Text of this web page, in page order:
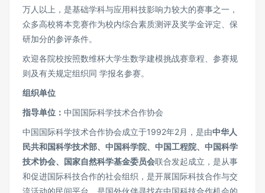
万人以上，是基础学科与应用科技影响力较大的赛事之一，
众多高校将本竞赛作为校内综合素质测评及奖学金评定、保
研加分的参评条件。
欢迎各院校按照数维杯大学生数学建模挑战赛章程、参赛规
则及有关规定组织同 学报名参赛。
组织单位
指导单位： 中国国际科学技术合作协会
中国国际科学技术合作协会成立于1992年2月，是由中华人
民共和国科学技术部、中国科学院、中国工程院、中国科学
技术协会、国家自然科学基金委员会联合发起成立，是从事
和促进国际科技合作的社会组织，是开展国际科技合作与交
流活动的民间平台，是国外伙伴寻找在中国科技合作机会的